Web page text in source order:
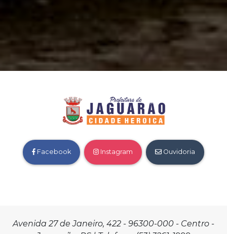
Facebook Instagram Ouvidoria
Avenida 27 de Janeiro, 422 - 96300-000 - Centro -